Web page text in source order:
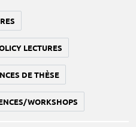
LECTURES
DE THÈSE
WORKSHOPS